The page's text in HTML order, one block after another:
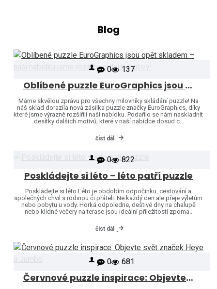
Blog
0 137
Oblíbené puzzle EuroGraphics jsou opět skladem – naši nabídku jsme rozšířili o další motivy!
Máme skvělou zprávu pro všechny milovníky skládání puzzle! Na
náš sklad dorazila nová zásilka puzzle značky EuroGraphics, díky
které jsme výrazně rozšířili naši nabídku. Podařilo se nám naskladnit
desítky dalších motivů, které v naší nabídce dosud c..
číst dál
0 822
Poskládejte si léto – léto patří puzzle
Poskládejte si léto Léto je obdobím odpočinku, cestování a
společných chvil s rodinou či přáteli. Ne každý den ale přeje výletům
nebo pobytu u vody. Horká odpoledne, deštivé dny na chalupě
nebo klidné večery na terase jsou ideální příležitostí zpoma..
číst dál
0 681
Červnové puzzle inspirace: Objevte svět značek Heye a Jumbo